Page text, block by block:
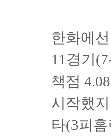
한화에
11경기
책점
시작했
타(3피